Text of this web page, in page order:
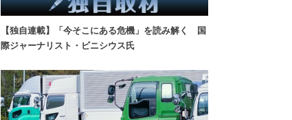
【独自連載】「今そこにある危機」を読み解く 国
際ジャーナリスト・ビニシウス氏